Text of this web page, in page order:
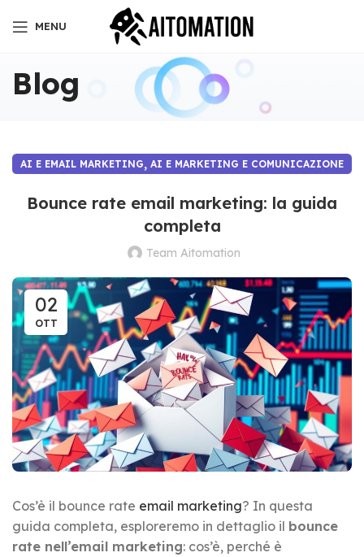
MENU
Blog
AI E EMAIL MARKETING, AI E MARKETING E COMUNICAZIONE
Bounce rate email marketing: la guida
completa
Team Aitomation
02
OTT
Cos’è il bounce rate email marketing? In questa
guida completa, esploreremo in dettaglio il bounce
rate nell’email marketing: cos’è, perché è